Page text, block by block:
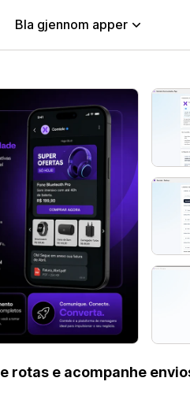
Bla gjennom apper
rotas e acompanhe